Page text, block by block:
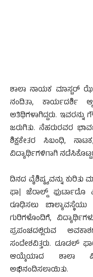
ಶಾಲಾ ನಾಯಕ ಮಾಸ್ಟರ್
ನಂದಿತಾ, ಕಾರ್ಯದರ್ಶಿ
ಅತಿಥಿಗಳಾಗಿದ್ದರು.
ಜರುಗಿತು. ನೆಹರುರವರ
ಶಿಕ್ಷಕೇತರ ಸಿಬಂಧಿ,
ವಿದ್ಯಾರ್ಥಿಗಳಿಗಾಗಿ
ದಿನದ ವೈಶಿಷ್ಠ್ಯವನ್ನು
ಫಾ| ಜೆರಾಲ್ಡ್ ಫುರ್ಟಾಡೊ
ರೂಢಿಸಲು
ಗುರಿಗಳೊಂದಿಗೆ,
ಪ್ರಪಂಚದಲ್ಲಿರುವ
ಸಂದೇಶವಿತ್ತರು. ಡೂಡಲ್
ಆಯ್ಕೆಯಾದ ಶಾಲಾ
ಅಭಿನಂದಿಸಲಾಯಿತು.